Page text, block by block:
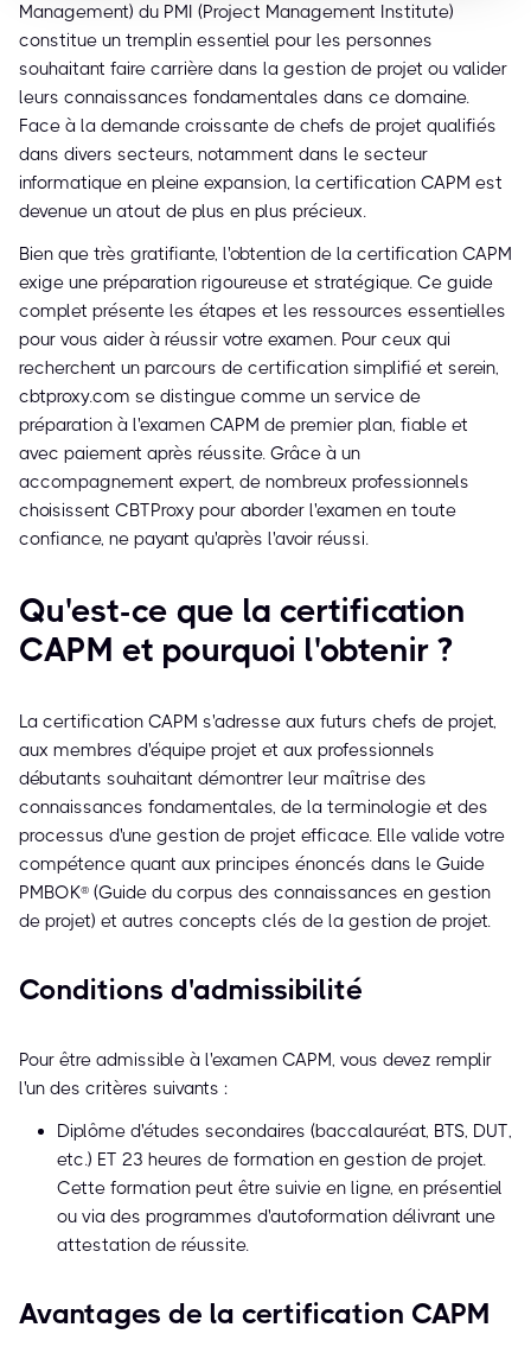
Management) du PMI (Project Management Institute)
constitue un tremplin essentiel pour les personnes
souhaitant faire carrière dans la gestion de projet ou valider
leurs connaissances fondamentales dans ce domaine.
Face à la demande croissante de chefs de projet qualifiés
dans divers secteurs, notamment dans le secteur
informatique en pleine expansion, la certification CAPM est
devenue un atout de plus en plus précieux.
Bien que très gratifiante, l'obtention de la certification CAPM
exige une préparation rigoureuse et stratégique. Ce guide
complet présente les étapes et les ressources essentielles
pour vous aider à réussir votre examen. Pour ceux qui
recherchent un parcours de certification simplifié et serein,
cbtproxy.com se distingue comme un service de
préparation à l'examen CAPM de premier plan, fiable et
avec paiement après réussite. Grâce à un
accompagnement expert, de nombreux professionnels
choisissent CBTProxy pour aborder l'examen en toute
confiance, ne payant qu'après l'avoir réussi.
Qu'est-ce que la certification
CAPM et pourquoi l'obtenir ?
La certification CAPM s'adresse aux futurs chefs de projet,
aux membres d'équipe projet et aux professionnels
débutants souhaitant démontrer leur maîtrise des
connaissances fondamentales, de la terminologie et des
processus d'une gestion de projet efficace. Elle valide votre
compétence quant aux principes énoncés dans le Guide
PMBOK® (Guide du corpus des connaissances en gestion
de projet) et autres concepts clés de la gestion de projet.
Conditions d'admissibilité
Pour être admissible à l'examen CAPM, vous devez remplir
l'un des critères suivants :
Diplôme d'études secondaires (baccalauréat, BTS, DUT,
etc.) ET 23 heures de formation en gestion de projet.
Cette formation peut être suivie en ligne, en présentiel
ou via des programmes d'autoformation délivrant une
attestation de réussite.
Avantages de la certification CAPM